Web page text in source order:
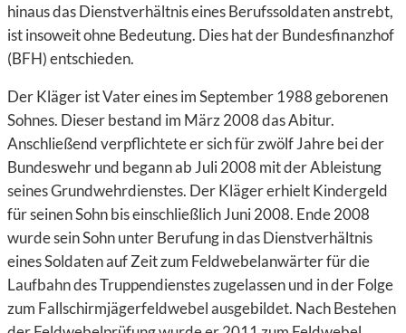
hinaus das Dienstverhältnis eines Berufssoldaten anstrebt,
ist insoweit ohne Bedeutung. Dies hat der Bundesfinanzhof
(BFH) entschieden.
Der Kläger ist Vater eines im September 1988 geborenen
Sohnes. Dieser bestand im März 2008 das Abitur.
Anschließend verpflichtete er sich für zwölf Jahre bei der
Bundeswehr und begann ab Juli 2008 mit der Ableistung
seines Grundwehrdienstes. Der Kläger erhielt Kindergeld
für seinen Sohn bis einschließlich Juni 2008. Ende 2008
wurde sein Sohn unter Berufung in das Dienstverhältnis
eines Soldaten auf Zeit zum Feldwebelanwärter für die
Laufbahn des Truppendienstes zugelassen und in der Folge
zum Fallschirmjägerfeldwebel ausgebildet. Nach Bestehen